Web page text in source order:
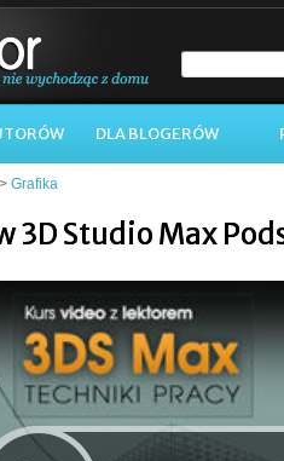
DLA BLOGERÓW
Grafika
3D Studio Max